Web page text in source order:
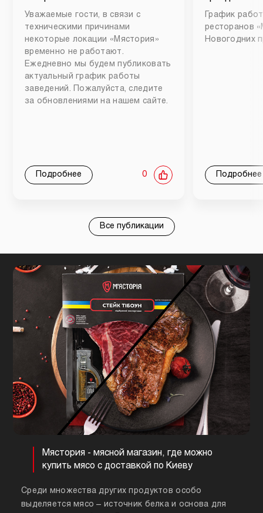
Уважаемые гости, в связи с
техническими причинами
некоторые локации «Мястория»
временно не работают.
Ежедневно мы будем публиковать
актуальный график работы
заведений. Пожалуйста, следите
за обновлениями на нашем сайте.
Подробнее 0
График
ресторанов
Новогодних
Подробнее
Все публикации
Мястория - мясной магазин, где можно
купить мясо с доставкой по Киеву
Среди множества других продуктов особо
выделяется мясо – источник белка и основа для